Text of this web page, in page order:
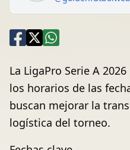
La LigaPro Serie A
los horarios de las
buscan mejorar la
logística del torneo.